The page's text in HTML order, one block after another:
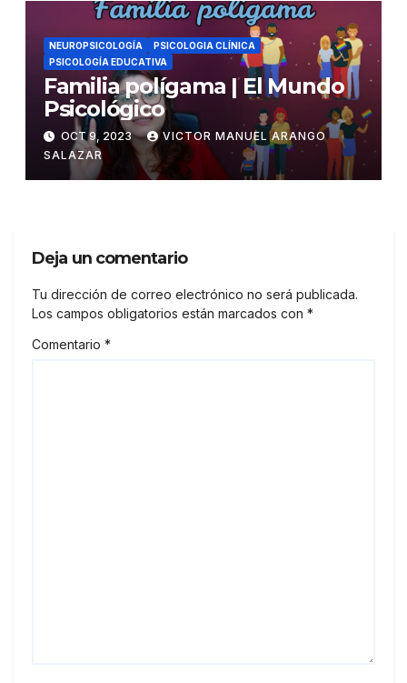
NEUROPSICOLOGÍA
PSICOLOGIA CLÍNICA
PSICOLOGÍA EDUCATIVA
Familia polígama | El Mundo
Psicológico
OCT 9, 2023
VICTOR MANUEL ARANGO
SALAZAR
Deja un comentario
Tu dirección de correo electrónico no será publicada.
Los campos obligatorios están marcados con *
Comentario *